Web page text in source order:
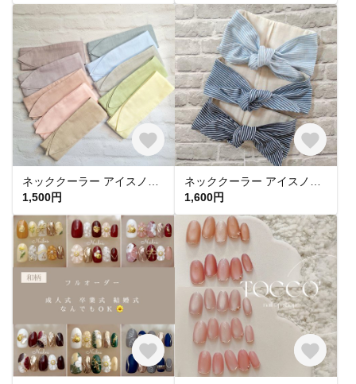
1,500円
1,600円